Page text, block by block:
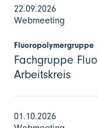
22.09.2026
Webmeeting
Fluoropolymergruppe
Fachgruppe
Arbeitskreis
01.10.2026